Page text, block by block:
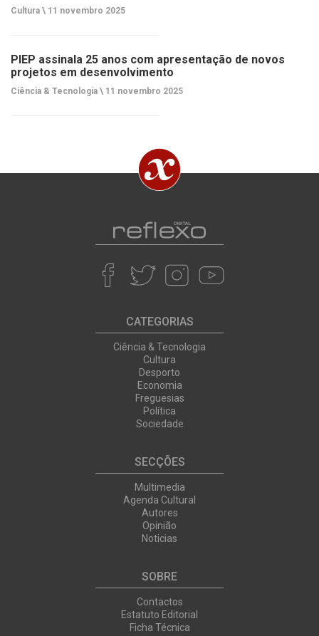
Cultura \ 11 novembro 2025
PIEP assinala 25 anos com apresentação de novos
projetos em desenvolvimento
Ciência & Tecnologia \ 11 novembro 2025
CATEGORIAS
Ciência & Tecnologia
Cultura
Desporto
Economia
Freguesias
Política
Sociedade
SECÇÕES
Multimedia
Agenda Cultural
Autores
Opinião
Noticias
SOBRE
Contactos
Estatuto Editorial
Ficha Técnica